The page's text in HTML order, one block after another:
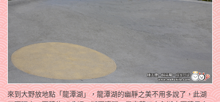
來到大野放地點「龍潭湖」，龍潭湖的幽靜之美不用多說了，此湖